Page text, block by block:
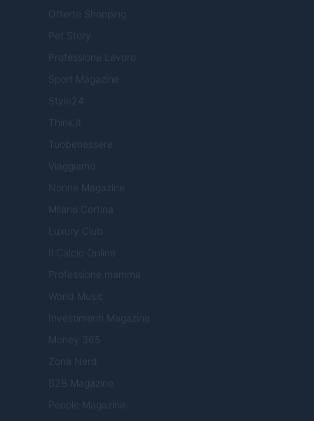
Offerte Shopping
Pet Story
Professione Lavoro
Sport Magazine
Style24
Think.it
Tuobenessere
Viaggiamo
Nonne Magazine
Milano Cortina
Luxury Club
Il Calcio Online
Professione mamma
World Music
Investimenti Magazine
Money 365
Zona Nerd
B2B Magazine
People Magazine